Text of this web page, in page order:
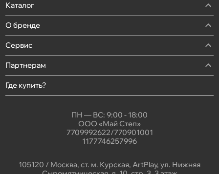
Каталог
О бренде
Сервис
Партнерам
Где купить?
ПН — ВС: 9:00 - 18:00
ООО «Май Степ»
7709992622/770901001
1177746257996
105120 / Москва, ст. м. Курская, ArtPlay, ул. Нижняя